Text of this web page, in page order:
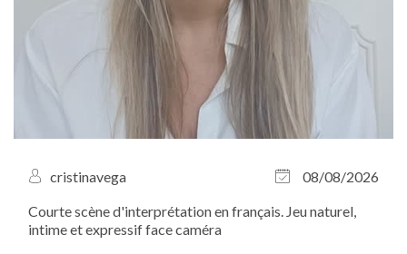
cristinavega
08/08/2026
Courte scène d'interprétation en français. Jeu naturel,
intime et expressif face caméra